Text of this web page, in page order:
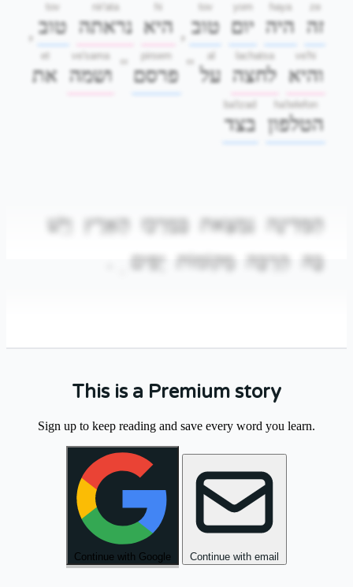
ze
זה
haya
היה
yom
יום
tov
טוב ,
hi
היא
nir'ata
נראתה
tov
טוב ,
ve'hi
והיא
lachatsa
לחצה
al
על "
pirsem
פרסם "
ve'sama
ושמה
et
את
ha'telefon
הטלפון
ba'tzad
בצד
הַמְּדִינָה נִמְצֵאת בְּמֶרְכַּז הָאָרֶץ
וְיֵשׁ
בָּהּ הַרְבֵּה מְקוֹמוֹת יָפִים
בַּבֹּקֶר הָלַכְנוּ לַשּׁוּק הַגָּדוֹל וְקָנִינוּ
פֵּרוֹת טְרִיִּים .
.
This is a Premium story
Sign up to keep reading and save every word you learn.
Continue with Google Continue with email